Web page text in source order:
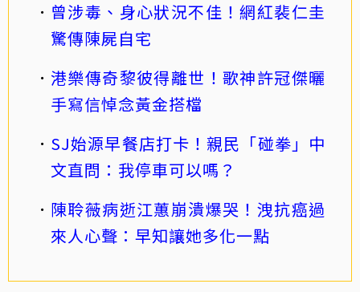
曾涉毒、身心狀況不佳！網紅裴仁圭
驚傳陳屍自宅
港樂傳奇黎彼得離世！歌神許冠傑曬
手寫信悼念黃金搭檔
SJ始源早餐店打卡！親民「碰拳」中
文直問：我停車可以嗎？
陳聆薇病逝江蕙崩潰爆哭！洩抗癌過
來人心聲：早知讓她多化一點